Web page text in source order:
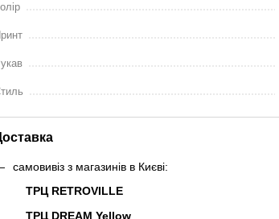
самовивіз з магазинів в Києві:
ТРЦ RETROVILLE
ТРЦ DREAM Yellow